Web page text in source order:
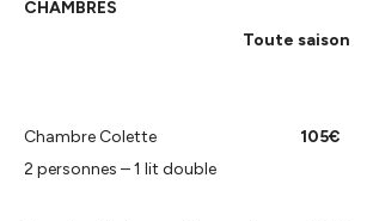
CHAMBRES
Toute saison
Chambre Colette 105€
2 personnes – 1 lit double